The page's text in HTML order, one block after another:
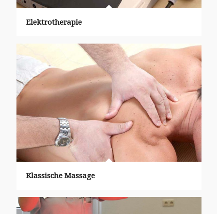
Elektrotherapie
Klassische Massage